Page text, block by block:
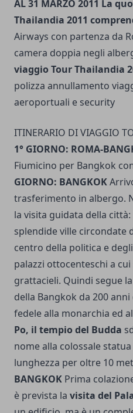
AL 31 MARZO 2011 La
Thailandia 2011
Airways con partenza da
camera doppia negli
viaggio Tour Thailandia
polizza annullamento
aeroportuali e security
ITINERARIO DI VIAGGIO
1° GIORNO: ROMA-
Fiumicino per Bangkok
GIORNO: BANGKOK
trasferimento in albergo.
la visita guidata della
splendide ville circondate
centro della politica e
palazzi ottocenteschi a
grattacieli. Quindi segue
della Bangkok da 200
fedele alla monarchia ed
Po, il tempio del Budda
nome alla colossale
lunghezza per oltre 10
BANGKOK Prima
è prevista la visita del